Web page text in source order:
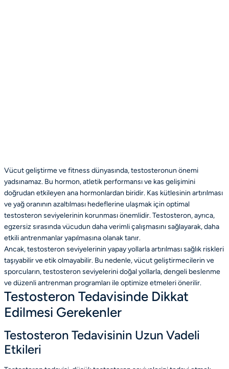
Vücut geliştirme ve fitness dünyasında, testosteronun önemi
yadsınamaz. Bu hormon, atletik performansı ve kas gelişimini
doğrudan etkileyen ana hormonlardan biridir. Kas kütlesinin artırılması
ve yağ oranının azaltılması hedeflerine ulaşmak için optimal
testosteron seviyelerinin korunması önemlidir. Testosteron, ayrıca,
egzersiz sırasında vücudun daha verimli çalışmasını sağlayarak, daha
etkili antrenmanlar yapılmasına olanak tanır.
Ancak, testosteron seviyelerinin yapay yollarla artırılması sağlık riskleri
taşıyabilir ve etik olmayabilir. Bu nedenle, vücut geliştirmecilerin ve
sporcuların, testosteron seviyelerini doğal yollarla, dengeli beslenme
ve düzenli antrenman programları ile optimize etmeleri önerilir.
Testosteron Tedavisinde Dikkat
Edilmesi Gerekenler
Testosteron Tedavisinin Uzun Vadeli
Etkileri